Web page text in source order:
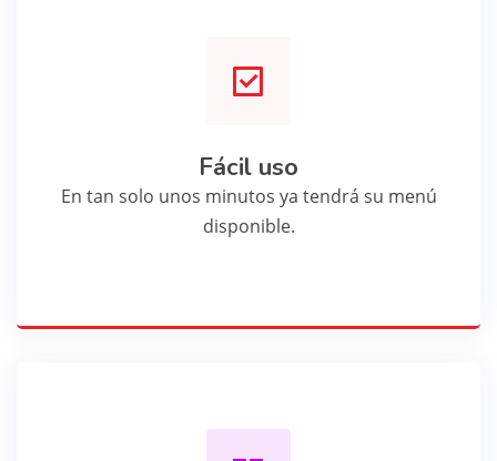
Fácil uso
En tan solo unos minutos ya tendrá su menú
disponible.